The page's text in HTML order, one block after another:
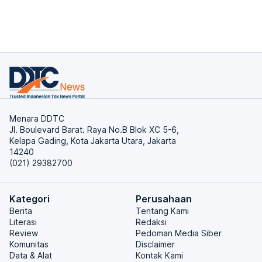
Menara DDTC
Jl. Boulevard Barat. Raya No.B Blok XC 5-6,
Kelapa Gading, Kota Jakarta Utara, Jakarta
14240
(021) 29382700
Kategori
Berita
Literasi
Review
Komunitas
Data & Alat
Perusahaan
Tentang Kami
Redaksi
Pedoman Media Siber
Disclaimer
Kontak Kami